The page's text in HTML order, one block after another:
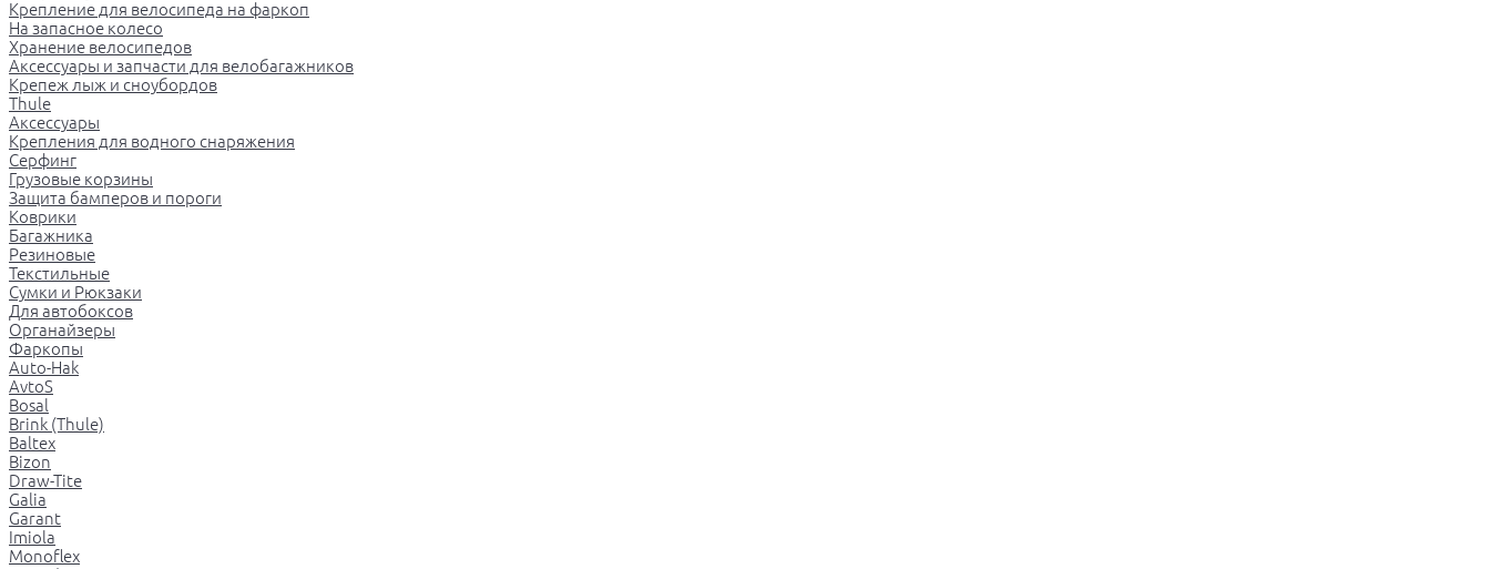
Крепление для велосипеда на фаркоп
На запасное колесо
Хранение велосипедов
Аксессуары и запчасти для велобагажников
Крепеж лыж и сноубордов
Thule
Аксессуары
Крепления для водного снаряжения
Серфинг
Грузовые корзины
Защита бамперов и пороги
Коврики
Багажника
Резиновые
Текстильные
Сумки и Рюкзаки
Для автобоксов
Органайзеры
Фаркопы
Auto-Hak
AvtoS
Bosal
Brink (Thule)
Baltex
Bizon
Draw-Tite
Galia
Garant
Imiola
Monoflex